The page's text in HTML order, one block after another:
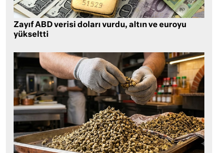
Zayıf ABD verisi doları vurdu, altın ve euroyu
yükseltti